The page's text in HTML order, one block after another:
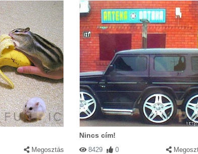
Megosztás
Nincs cím!
8429 0